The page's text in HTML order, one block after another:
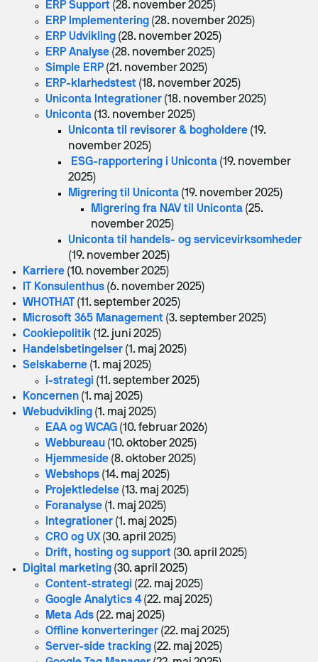
Micro­soft 365
SharePoint
Azure
Cyber security
Rådgivning og analyse
Awareness
IT-bered­skabs­plan
IT-sikkerhedstjek
Penetration-test
Under angreb
Disaster Recovery
ERP
Kurser
ERP-klarhedstest
ERP Analyse
ERP Implementering
ERP Udvikling
ERP Support
Uniconta
Uniconta Integrationer
Migrering til Uniconta
IT-outsourcing eller intern IT-afdeling?
Sådan vælger du rigtigt
Nyhed
Ny EU-lov fra 19. juni 2026: Krav om digital
fortrydelsesfunktion på webshops
Case
Herning Pengeskabsfabrik
ERP Support (28. november 2025)
ERP Implementering (28. november 2025)
ERP Udvikling (28. november 2025)
ERP Analyse (28. november 2025)
Simple ERP (21. november 2025)
ERP-klarhedstest (18. november 2025)
Uniconta Integrationer (18. november 2025)
Uniconta (13. november 2025)
Uniconta til revisorer & bogholdere (19.
november 2025)
ESG-rapportering i Uniconta (19. november
2025)
Migrering til Uniconta (19. november 2025)
Migrering fra NAV til Uniconta (25.
november 2025)
Uniconta til handels- og servicevirksomheder
(19. november 2025)
Karriere (10. november 2025)
IT Konsulenthus (6. november 2025)
WHOTHAT
(11. september 2025)
Microsoft 365 Management (3. september 2025)
Cookiepolitik (12. juni 2025)
Handelsbetingelser (1. maj 2025)
Selskaberne (1. maj 2025)
i-strategi
(11. september 2025)
Koncernen (1. maj 2025)
Webudvikling (1. maj 2025)
EAA og WCAG (10. februar 2026)
Webbureau (10. oktober 2025)
Hjemmeside (8. oktober 2025)
Webshops (14. maj 2025)
Projektledelse (13. maj 2025)
Foranalyse (1. maj 2025)
Integrationer (1. maj 2025)
CRO og UX (30. april 2025)
Drift, hosting og support (30. april 2025)
Digital marketing (30. april 2025)
Content-strategi
(22. maj 2025)
Google Analytics 4 (22. maj 2025)
Meta Ads (22. maj 2025)
Offline konverteringer (22. maj 2025)
Server-side tracking (22. maj 2025)